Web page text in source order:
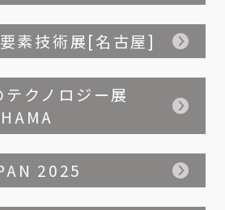
素技術展[名古屋]
クノロジー展
2025